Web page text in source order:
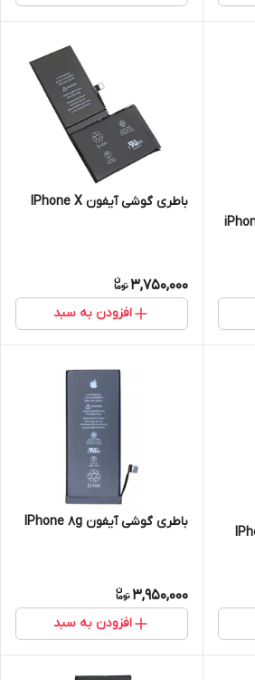
باطری گوشی آیفون IPhone X
3,750,000
افزودن به سبد
باطری گوشی آیفون IPhone 8g
3,950,000
افزودن به سبد